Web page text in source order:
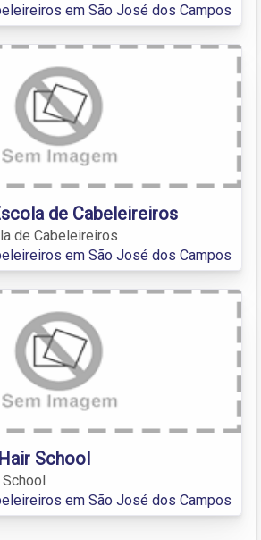
em São José dos Campos
de Cabeleireiros
de Cabeleireiros
em São José dos Campos
School
em São José dos Campos